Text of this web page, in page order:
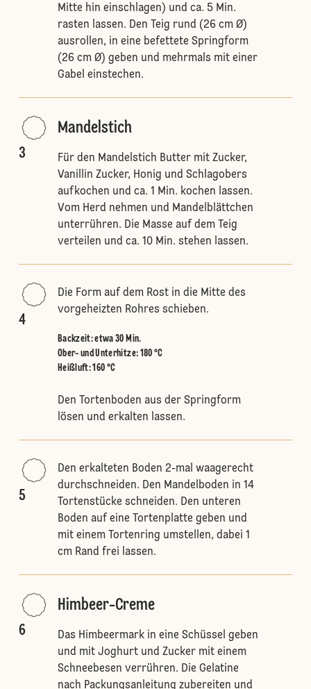
Mitte hin einschlagen) und ca. 5 Min.
rasten lassen. Den Teig rund (26 cm Ø)
ausrollen, in eine befettete Springform
(26 cm Ø) geben und mehrmals mit einer
Gabel einstechen.
3
Mandelstich
Für den Mandelstich Butter mit Zucker,
Vanillin Zucker, Honig und Schlagobers
aufkochen und ca. 1 Min. kochen lassen.
Vom Herd nehmen und Mandelblättchen
unterrühren. Die Masse auf dem Teig
verteilen und ca. 10 Min. stehen lassen.
4
Die Form auf dem Rost in die Mitte des
vorgeheizten Rohres schieben.
Backzeit: etwa 30 Min.
Ober- und Unterhitze: 180 °C
Heißluft:160 °C
Den Tortenboden aus der Springform
lösen und erkalten lassen.
5
Den erkalteten Boden 2-mal waagerecht
durchschneiden. Den Mandelboden in 14
Tortenstücke schneiden. Den unteren
Boden auf eine Tortenplatte geben und
mit einem Tortenring umstellen, dabei 1
cm Rand frei lassen.
6
Himbeer-Creme
Das Himbeermark in eine Schüssel geben
und mit Joghurt und Zucker mit einem
Schneebesen verrühren. Die Gelatine
nach Packungsanleitung zubereiten und